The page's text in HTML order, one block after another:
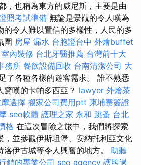
，也稱為東方的威尼斯，主要是由
照考試準備 無論是景觀的令人嘆為
的令人難以置信的多樣性，人民的多
圍 房屋 漏水 台胞證台中 外燴buffet
室內裝修 台北牙醫推薦 台灣前十大
務所 餐飲設備回收 台南清潔公司 大
了各種各樣的遊客需求。 誰不熟悉
嘆的卡帕多西亞？ lawyer 外燴茶
選擇 搬家公司費用ptt 柬埔寨簽證
seo軟體 護理之家 永和 跳蚤 台北
格 在這次冒險之旅中，我們將探索
，並參觀伊斯坦堡、安納托利亞文化
伊古城等令人興奮的地方。 助聽
銷的專業公司 seo agency 護照過